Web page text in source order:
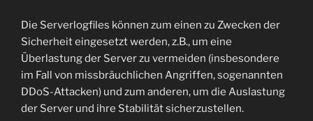
Die Serverlogfiles können zum einen zu Zwecken der
Sicherheit eingesetzt werden, z.B., um eine
Überlastung der Server zu vermeiden (insbesondere
im Fall von missbräuchlichen Angriffen, sogenannten
DDoS-Attacken) und zum anderen, um die Auslastung
der Server und ihre Stabilität sicherzustellen.